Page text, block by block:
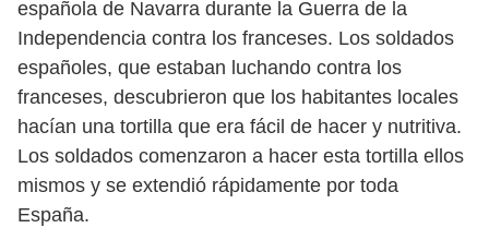
española de Navarra durante la Guerra de la
Independencia contra los franceses. Los soldados
españoles, que estaban luchando contra los
franceses, descubrieron que los habitantes locales
hacían una tortilla que era fácil de hacer y nutritiva.
Los soldados comenzaron a hacer esta tortilla ellos
mismos y se extendió rápidamente por toda
España.